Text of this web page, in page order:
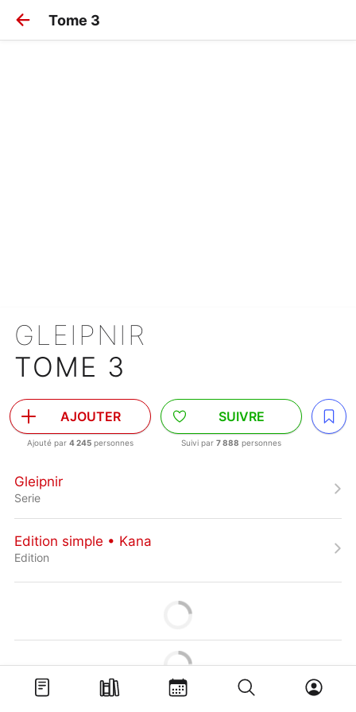
Tome 3
GLEIPNIR
TOME 3
AJOUTER
Ajouté par 4 245 personnes
SUIVRE
Suivi par 7 888 personnes
Gleipnir
Serie
Edition simple • Kana
Edition